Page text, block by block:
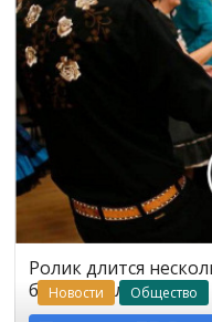
Ролик длится
будете долго
Новости Общество